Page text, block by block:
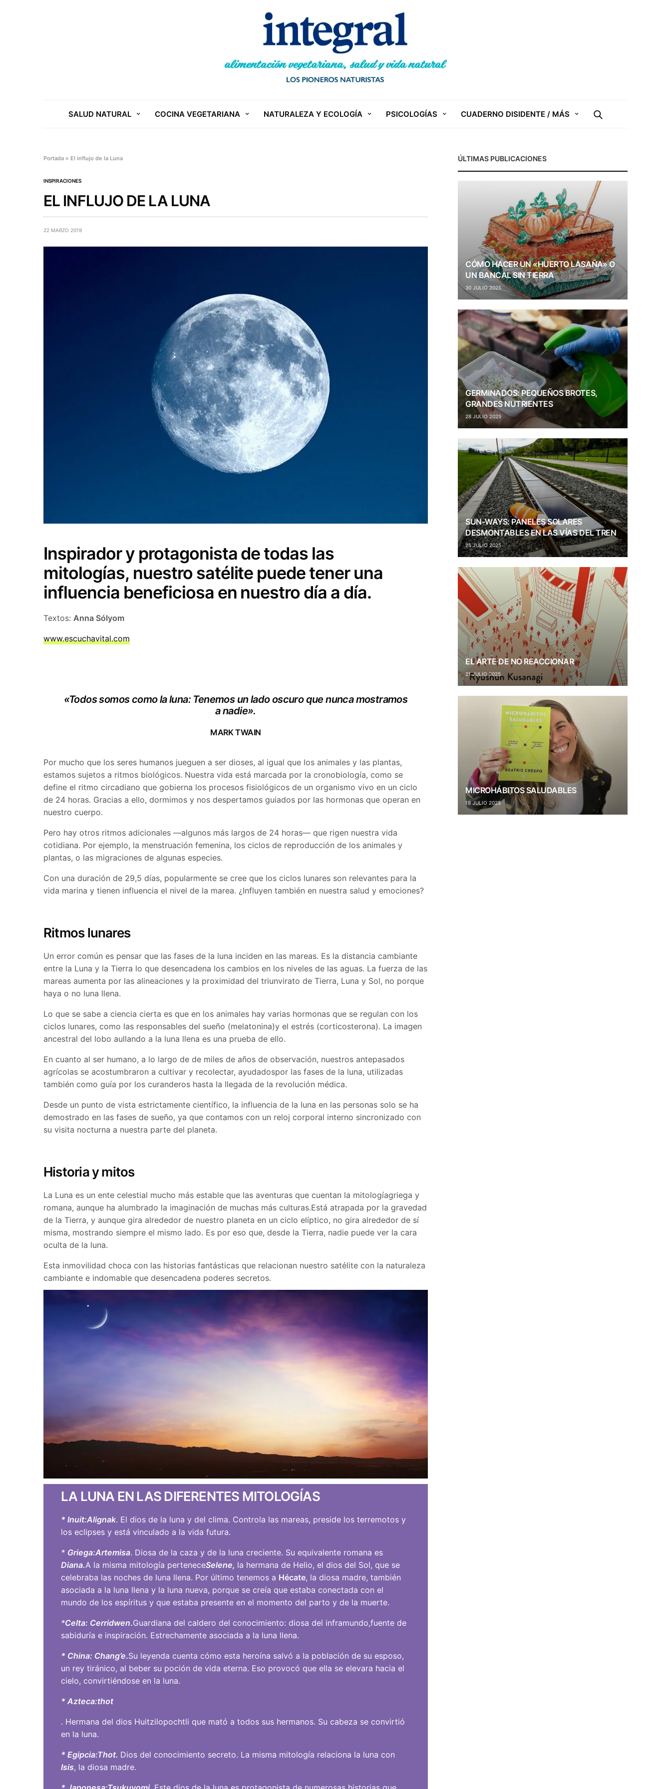
SALUD NATURAL COCINA VEGETARIANA NATURALEZA Y ECOLOGÍA PSICOLOGÍAS CUADERNO DISIDENTE / MÁS
Portada » El influjo de la Luna
INSPIRACIONES
EL INFLUJO DE LA LUNA
22 MARZO 2019
Inspirador y protagonista de todas las
mitologías, nuestro satélite puede tener una
influencia beneficiosa en nuestro día a día.
Textos:Anna Sólyom
www.escuchavital.com
«Todos somos como la luna: Tenemos un lado oscuro que nunca mostramos
a nadie».
MARK TWAIN
Por mucho que los seres humanos jueguen a ser dioses, al igual que los animales y las plantas,
estamos sujetos a ritmos biológicos. Nuestra vida está marcada por la cronobiología, como se
define el ritmo circadiano que gobierna los procesos fisiológicos de un organismo vivo en un ciclo
de 24 horas. Gracias a ello, dormimos y nos despertamos guiados por las hormonas que operan en
nuestro cuerpo.
Pero hay otros ritmos adicionales —algunos más largos de 24 horas— que rigen nuestra vida
cotidiana. Por ejemplo, la menstruación femenina, los ciclos de reproducción de los animales y
plantas, o las migraciones de algunas especies.
Con una duración de 29,5 días, popularmente se cree que los ciclos lunares son relevantes para la
vida marina y tienen influencia el nivel de la marea. ¿Influyen también en nuestra salud y emociones?
Ritmos lunares
Un error común es pensar que las fases de la luna inciden en las mareas. Es la distancia cambiante
entre la Luna y la Tierra lo que desencadena los cambios en los niveles de las aguas. La fuerza de las
mareas aumenta por las alineaciones y la proximidad del triunvirato de Tierra, Luna y Sol, no porque
haya o no luna llena.
Lo que se sabe a ciencia cierta es que en los animales hay varias hormonas que se regulan con los
ciclos lunares, como las responsables del sueño (melatonina)y el estrés (corticosterona). La imagen
ancestral del lobo aullando a la luna llena es una prueba de ello.
En cuanto al ser humano, a lo largo de de miles de años de observación, nuestros antepasados
agrícolas se acostumbraron a cultivar y recolectar, ayudadospor las fases de la luna, utilizadas
también como guía por los curanderos hasta la llegada de la revolución médica.
Desde un punto de vista estrictamente científico, la influencia de la luna en las personas solo se ha
demostrado en las fases de sueño, ya que contamos con un reloj corporal interno sincronizado con
su visita nocturna a nuestra parte del planeta.
Historia y mitos
La Luna es un ente celestial mucho más estable que las aventuras que cuentan la mitologíagriega y
romana, aunque ha alumbrado la imaginación de muchas más culturas.Está atrapada por la gravedad
de la Tierra, y aunque gira alrededor de nuestro planeta en un ciclo elíptico, no gira alrededor de sí
misma, mostrando siempre el mismo lado. Es por eso que, desde la Tierra, nadie puede ver la cara
oculta de la luna.
Esta inmovilidad choca con las historias fantásticas que relacionan nuestro satélite con la naturaleza
cambiante e indomable que desencadena poderes secretos.
LA LUNA EN LAS DIFERENTES MITOLOGÍAS
* Inuit:Alignak. El dios de la luna y del clima. Controla las mareas, preside los terremotos y
los eclipses y está vinculado a la vida futura.
* Griega:Artemisa. Diosa de la caza y de la luna creciente. Su equivalente romana es
Diana.A la misma mitología perteneceSelene, la hermana de Helio, el dios del Sol, que se
celebraba las noches de luna llena. Por último tenemos a Hécate, la diosa madre, también
asociada a la luna llena y la luna nueva, porque se creía que estaba conectada con el
mundo de los espíritus y que estaba presente en el momento del parto y de la muerte.
*Celta: Cerridwen.Guardiana del caldero del conocimiento: diosa del inframundo,fuente de
sabiduría e inspiración. Estrechamente asociada a la luna llena.
* China: Chang’e.Su leyenda cuenta cómo esta heroína salvó a la población de su esposo,
un rey tiránico, al beber su poción de vida eterna. Eso provocó que ella se elevara hacia el
cielo, convirtiéndose en la luna.
* Azteca:thot
. Hermana del dios Huitzilopochtli que mató a todos sus hermanos. Su cabeza se convirtió
en la luna.
* Egipcia:Thot. Dios del conocimiento secreto. La misma mitología relaciona la luna con
Isis, la diosa madre.
ÚLTIMAS PUBLICACIONES
CÓMO HACER UN «HUERTO LASAÑA» O
UN BANCAL SIN TIERRA
30 JULIO 2025
GERMINADOS: PEQUEÑOS BROTES,
GRANDES NUTRIENTES
28 JULIO 2025
SUN-WAYS: PANELES SOLARES
DESMONTABLES EN LAS VÍAS DEL TREN
25 JULIO 2025
EL ARTE DE NO REACCIONAR
21 JULIO 2025
MICROHÁBITOS SALUDABLES
18 JULIO 2025